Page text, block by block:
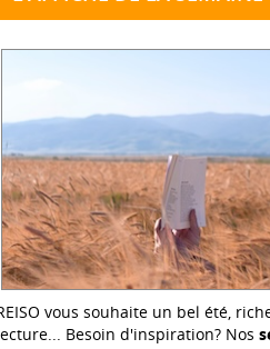
vous souhaite un bel été,
Besoin d'inspiration? Nos